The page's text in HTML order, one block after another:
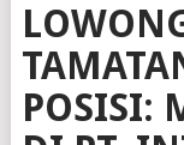
POSISI: